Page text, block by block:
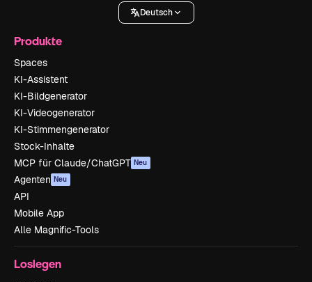
Deutsch
Produkte
Spaces
KI-Assistent
KI-Bildgenerator
KI-Videogenerator
KI-Stimmengenerator
Stock-Inhalte
MCP für Claude/ChatGPT Neu
Agenten Neu
API
Mobile App
Alle Magnific-Tools
Loslegen